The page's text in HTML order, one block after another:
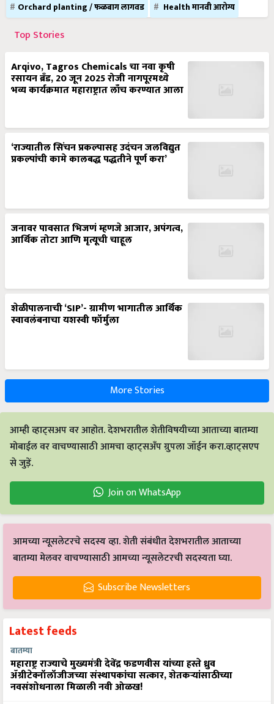
Orchard planting / फळबाग लागवड
Health मानवी आरोग्य
Top Stories
Arqivo, Tagros Chemicals चा नवा कृषी
रसायन ब्रँड, 20 जून 2025 रोजी नागपूरमध्ये
भव्य कार्यक्रमात महाराष्ट्रात लाँच करण्यात आला
‘राज्यातील सिंचन प्रकल्पासह उदंचन जलविद्युत
प्रकल्पांची कामे कालबद्ध पद्धतीने पूर्ण करा’
जनावर पावसात भिजणं म्हणजे आजार, अपंगत्व,
आर्थिक तोटा आणि मृत्यूची चाहूल
शेळीपालनाची ‘SIP’- ग्रामीण भागातील आर्थिक
स्वावलंबनाचा यशस्वी फॉर्मुला
More Stories
आम्ही व्हाट्सअप वर आहोत. देशभरातील शेतीविषयीच्या आताच्या बातम्या
मोबाईल वर वाचण्यासाठी आमचा व्हाट्सअँप ग्रुपला जॉईन करा.व्हाट्सएप
से जुड़ें.
Join on WhatsApp
आमच्या न्यूसलेटरचे सदस्य व्हा. शेती संबंधीत देशभरातील आताच्या
बातम्या मेलवर वाचण्यासाठी आमच्या न्यूसलेटरची सदस्यता घ्या.
Subscribe Newsletters
Latest feeds
बातम्या
महाराष्ट्र राज्याचे मुख्यमंत्री देवेंद्र फडणवीस यांच्या हस्ते ध्रुव
ॲग्रीटेक्नॉलॉजीजच्या संस्थापकांचा सत्कार, शेतकऱ्यांसाठीच्या
नवसंशोधनाला मिळाली नवी ओळख!